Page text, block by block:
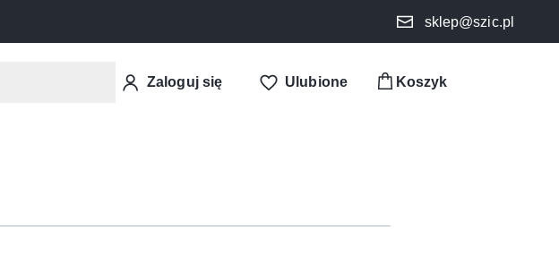
sklep@szic.pl
Zaloguj się Ulubione